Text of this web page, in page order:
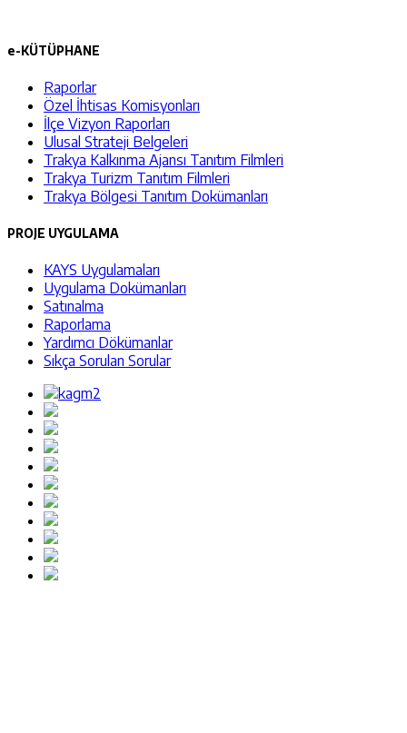
e-KÜTÜPHANE
Raporlar
Özel İhtisas Komisyonları
İlçe Vizyon Raporları
Ulusal Strateji Belgeleri
Trakya Kalkınma Ajansı Tanıtım Filmleri
Trakya Turizm Tanıtım Filmleri
Trakya Bölgesi Tanıtım Dokümanları
PROJE UYGULAMA
KAYS Uygulamaları
Uygulama Dokümanları
Satınalma
Raporlama
Yardımcı Dökümanlar
Sıkça Sorulan Sorular